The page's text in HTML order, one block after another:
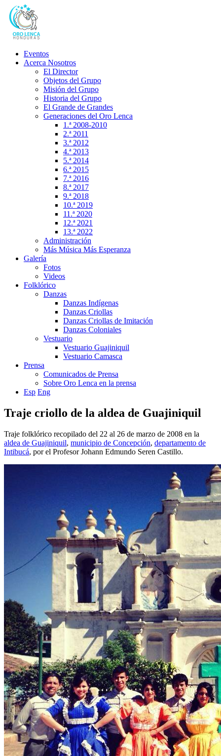
Eventos
Acerca Nosotros
El Director
Objetos del Grupo
Misión del Grupo
Historia del Grupo
El Grande de Grandes
Generaciones del Oro Lenca
1.ª 2008-2010
2.ª 2011
3.ª 2012
4.ª 2013
5.ª 2014
6.ª 2015
7.ª 2016
8.ª 2017
9.ª 2018
10.ª 2019
11.ª 2020
12.ª 2021
13.ª 2022
Administración
Más Música Más Esperanza
Galería
Fotos
Videos
Folklórico
Danzas
Danzas Indígenas
Danzas Criollas
Danzas Criollas de Imitación
Danzas Coloniales
Vestuario
Vestuario Guajiniquil
Vestuario Camasca
Prensa
Comunicados de Prensa
Sobre Oro Lenca en la prensa
Esp Eng
Traje criollo de la aldea de Guajiniquil
Traje folklórico recopilado del 22 al 26 de marzo de 2008 en la
aldea de Guajiniquil, municipio de Concepción, departamento de
Intibucá, por el Profesor Johann Edmundo Seren Castillo.